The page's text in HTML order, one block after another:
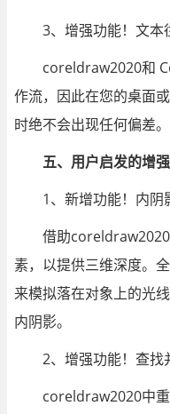
3、增强功能！文本
coreldraw2020和
作流，因此在您的桌面
时绝不会出现任何偏差。
五、用户启发的增
1、新增功能！内阴
借助coreldraw2020
素，以提供三维深度。
来模拟落在对象上的光
内阴影。
2、增强功能！查找
coreldraw2020中重